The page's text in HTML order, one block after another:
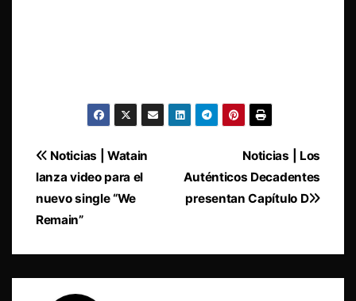
Navegación
de
entradas
Noticias | Los
Auténticos Decadentes
presentan Capítulo D
Noticias | Watain
lanza video para el
nuevo single “We
Remain”